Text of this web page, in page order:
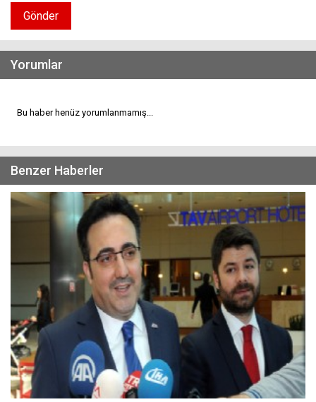
Gönder
Yorumlar
Bu haber henüz yorumlanmamış...
Benzer Haberler